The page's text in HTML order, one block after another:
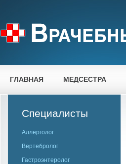
ГЛАВНАЯ МЕДСЕСТРА
Специалисты
Аллерголог
Вертебролог
Гастроэнтеролог